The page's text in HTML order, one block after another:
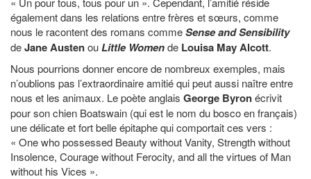
également dans les relations entre frères et sœurs, comme
nous le racontent des romans commeSense and Sensibility
deJane AustenouLittle Womende Louisa May Alcott.
Nous pourrions donner encore de nombreux exemples, mais
n’oublions pas l’extraordinaire amitié qui peut aussi naître entre
nous et les animaux. Le poète anglais George Byronécrivit
pour son chien Boatswain (qui est le nom du bosco en français)
une délicate et fort belle épitaphe qui comportait ces vers :
« One who possessed Beauty without Vanity, Strength without
Insolence, Courage without Ferocity, and all the virtues of Man
without his Vices ».